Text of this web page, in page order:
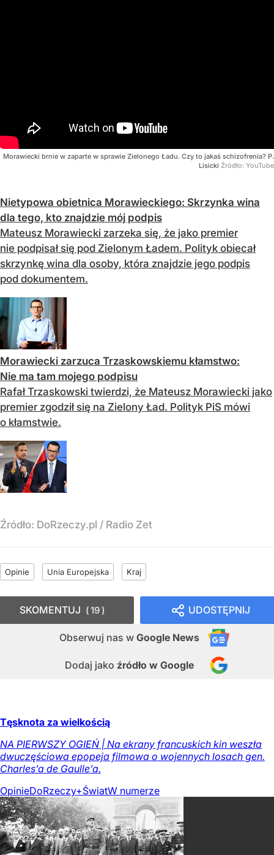
Morawiecki brnie w zaparte w sprawie Zielonego Ładu. Czy to jakaś schizofrenia? P.
Lisicki Źródło: YouTube
Nietypowa obietnica Morawieckiego: Skrzynka wina
dla tego, kto znajdzie mój podpis
Mateusz Morawiecki zarzeka się, że jako premier
nie podpisał się pod Zielonym Ładem. Polityk obiecał
skrzynkę wina dla osoby, która znajdzie jego podpis
pod dokumentem.
Morawiecki zarzuca Trzaskowskiemu kłamstwo:
Nie ma tam mojego podpisu
Rafał Trzaskowski twierdzi, że Mateusz Morawiecki jako
premier zgodził się na Zielony Ład. Polityk PiS mówi
o kłamstwie.
Źródło: DoRzeczy.pl / Radio Zet
Opinie Unia Europejska Kraj
UDOSTĘPNIJ
Obserwuj nas w Google News
Dodaj jako źródło w Google
SKOMENTUJ 19
Tęsknota za wielkością
NA PIERWSZY OGIEŃ | Na ekrany francuskich kin weszła
dwuczęściowa epopeja filmowa o wojennych losach gen.
Charles’a de Gaulle’a.
OpinieDoRzeczy+ŚwiatW numerze